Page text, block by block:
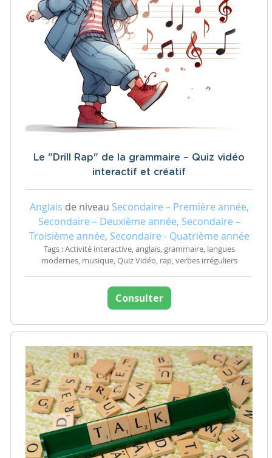
Le "Drill Rap" de la grammaire – Quiz vidéo
interactif et créatif
Anglais de niveau Secondaire – Première année,
Secondaire – Deuxième année, Secondaire –
Troisième année, Secondaire - Quatrième année
Tags : Activité interactive, anglais, grammaire, langues
modernes, musique, Quiz Vidéo, rap, verbes irréguliers
Consulter